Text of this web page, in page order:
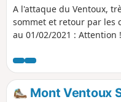
A l'attaque du Ventoux,
sommet et retour par les
au 01/02/2021 :
Mont Ventoux